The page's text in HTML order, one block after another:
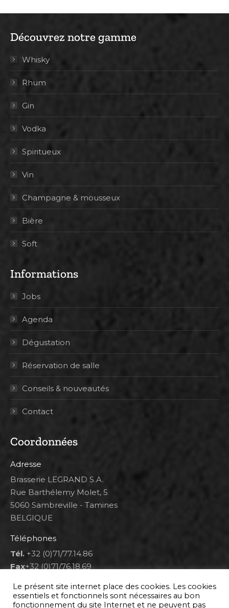
Découvrez notre gamme
Whisky
Rhum
Gin
Vodka
Spiritueux
Vin
Champagne & mousseux
Bière
Soft
Informations
Jobs
Agenda
Dégustation
Réservation de salle
Conseils & nouveautés
Contact
Coordonnées
Adresse
Brasserie LEGRAND S.A.
Rue Barthélemy Molet, 5
5060 Sambreville - Tamines
BELGIQUE
Téléphones
Tél. +32 (0)71/77.14.86
Fax+32 (0)71/76.18.69
Heures d'ouverture
Lun 8h00-12h00 et 12h30-14h30
Le présent site internet place des cookies. Les cookies
essentiels et fonctionnels sont nécessaires au bon
fonctionnement du site Internet et ne peuvent pas